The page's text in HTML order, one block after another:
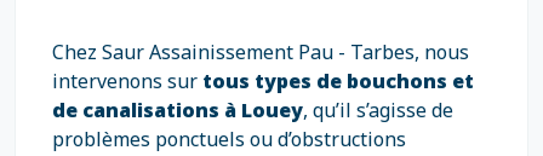
Chez Saur Assainissement Pau - Tarbes, nous
intervenons sur tous types de bouchons et
de canalisations à Louey, qu’il s’agisse de
problèmes ponctuels ou d’obstructions